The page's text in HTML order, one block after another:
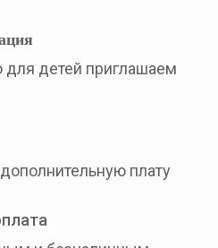
для детей приглашаем
плату